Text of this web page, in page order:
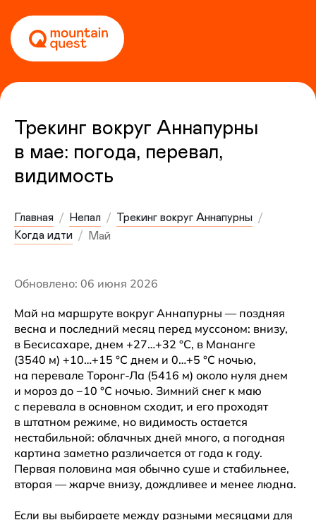
Трекинг вокруг Аннапурны
в мае: погода, перевал,
видимость
Главная Непал
Трекинг вокруг Аннапурны
Когда идти
Май
Обновлено: 06 июня 2026
Май на маршруте вокруг Аннапурны — поздняя
весна и последний месяц перед муссоном: внизу,
в Бесисахаре, днем +27…+32 °C, в Мананге
(3540 м) +10…+15 °C днем и 0…+5 °C ночью,
на перевале Торонг-Ла (5416 м) около нуля днем
и мороз до −10 °C ночью. Зимний снег к маю
с перевала в основном сходит, и его проходят
в штатном режиме, но видимость остается
нестабильной: облачных дней много, а погодная
картина заметно различается от года к году.
Первая половина мая обычно суше и стабильнее,
вторая — жарче внизу, дождливее и менее людна.
Если вы выбираете между разными месяцами для